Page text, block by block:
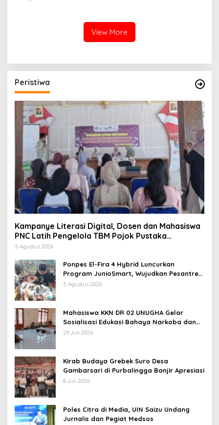
View More
Peristiwa
Kampanye Literasi Digital, Dosen dan Mahasiswa
PNC Latih Pengelola TBM Pojok Pustaka
Majenang Produksi Konten Medsos
5 Agustus 2026
Ponpes El-Fira 4 Hybrid Luncurkan
Program JunioSmart, Wujudkan Pesantren
Digital
5 Agustus 2026
Mahasiswa KKN DR 02 UNUGHA Gelar
Sosialisasi Edukasi Bahaya Narkoba dan
Tanggap Ular di Masjid Fathurrahman
29 Juli 2026
Kirab Budaya Grebek Suro Desa
Gambarsari di Purbalingga Banjir Apresiasi
8 Juli 2026
Poles Citra di Media, UIN Saizu Undang
Jurnalis dan Pegiat Medsos